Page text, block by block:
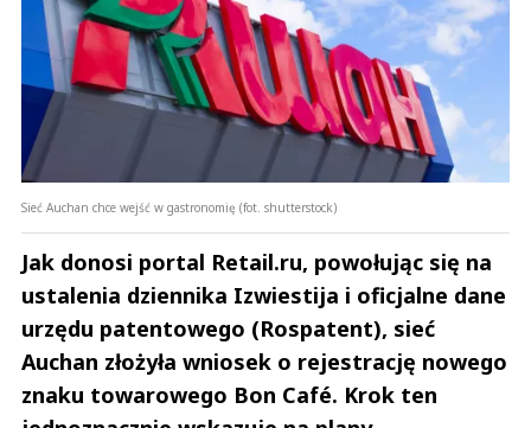
Sieć Auchan chce wejść w gastronomię (fot. shutterstock)
Jak donosi portal Retail.ru, powołując się na
ustalenia dziennika Izwiestija i oficjalne dane
urzędu patentowego (Rospatent), sieć
Auchan złożyła wniosek o rejestrację nowego
znaku towarowego Bon Café. Krok ten